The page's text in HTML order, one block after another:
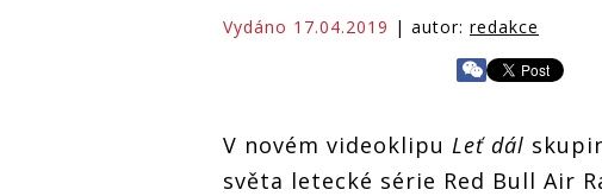
Vydáno 17.04.2019 | autor: redakce
V novém videoklipu Leť dál
světa letecké série Red Bull Air